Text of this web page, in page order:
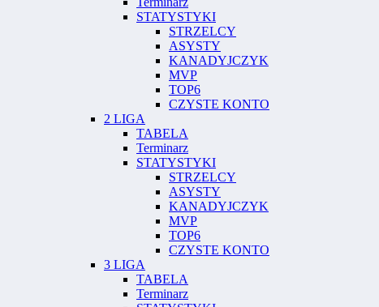
STATYSTYKI
STRZELCY
ASYSTY
KANADYJCZYK
MVP
TOP6
CZYSTE KONTO
2 LIGA
TABELA
Terminarz
STATYSTYKI
STRZELCY
ASYSTY
KANADYJCZYK
MVP
TOP6
CZYSTE KONTO
3 LIGA
TABELA
Terminarz